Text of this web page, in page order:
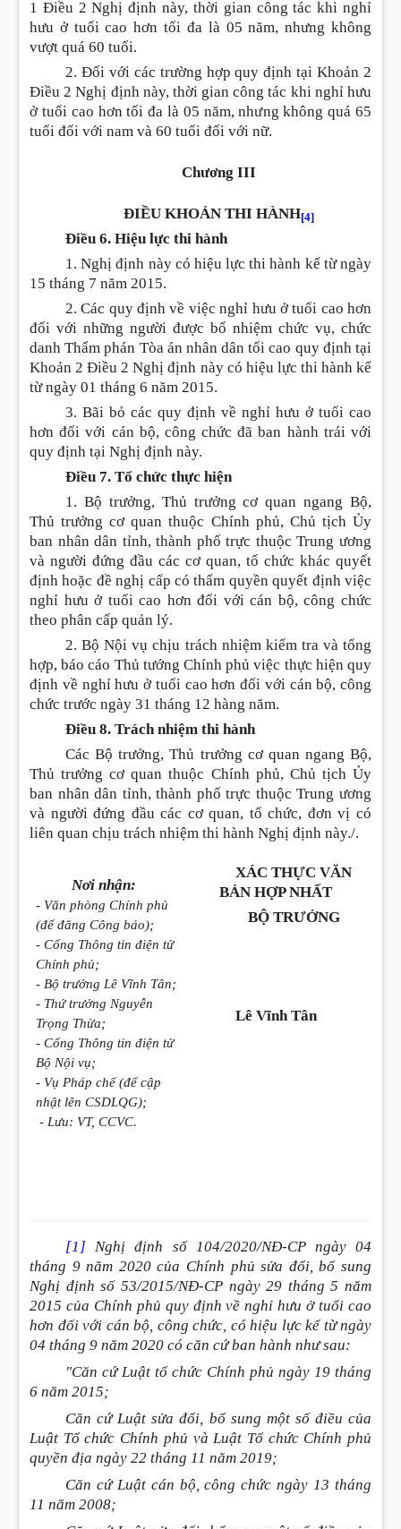
1 Điều 2 Nghị định này, thời gian công tác khi nghỉ
hưu ở tuổi cao hơn tối đa là 05 năm, nhưng không
vượt quá 60 tuổi.
2. Đối với các trường hợp quy định tại Khoản 2
Điều 2 Nghị định này, thời gian công tác khi nghỉ hưu
ở tuổi cao hơn tối đa là 05 năm, nhưng không quá 65
tuổi đối với nam và 60 tuổi đối với nữ.
Chương III
ĐIỀU KHOẢN THI HÀNH[4]
Điều 6. Hiệu lực thi hành
1. Nghị định này có hiệu lực thi hành kể từ ngày
15 tháng 7 năm 2015.
2. Các quy định về việc nghỉ hưu ở tuổi cao hơn
đối với những người được bổ nhiệm chức vụ, chức
danh Thẩm phán Tòa án nhân dân tối cao quy định tại
Khoản 2 Điều 2 Nghị định này có hiệu lực thi hành kể
từ ngày 01 tháng 6 năm 2015.
3. Bãi bỏ các quy định về nghỉ hưu ở tuổi cao
hơn đối với cán bộ, công chức đã ban hành trái với
quy định tại Nghị định này.
Điều 7. Tổ chức thực hiện
1. Bộ trưởng, Thủ trưởng cơ quan ngang Bộ,
Thủ trưởng cơ quan thuộc Chính phủ, Chủ tịch Ủy
ban nhân dân tỉnh, thành phố trực thuộc Trung ương
và người đứng đầu các cơ quan, tổ chức khác quyết
định hoặc đề nghị cấp có thẩm quyền quyết định việc
nghỉ hưu ở tuổi cao hơn đối với cán bộ, công chức
theo phân cấp quản lý.
2. Bộ Nội vụ chịu trách nhiệm kiểm tra và tổng
hợp, báo cáo Thủ tướng Chính phủ việc thực hiện quy
định về nghỉ hưu ở tuổi cao hơn đối với cán bộ, công
chức trước ngày 31 tháng 12 hàng năm.
Điều 8. Trách nhiệm thi hành
Các Bộ trưởng, Thủ trưởng cơ quan ngang Bộ,
Thủ trưởng cơ quan thuộc Chính phủ, Chủ tịch Ủy
ban nhân dân tỉnh, thành phố trực thuộc Trung ương
và người đứng đầu các cơ quan, tổ chức, đơn vị có
liên quan chịu trách nhiệm thi hành Nghị định này./.
Nơi nhận:
- Văn phòng Chính phủ
(để đăng Công báo);
- Cổng Thông tin điện tử
Chính phủ;
- Bộ trưởng Lê Vĩnh Tân;
- Thứ trưởng Nguyễn
Trọng Thừa;
- Cổng Thông tin điện tử
Bộ Nội vụ;
- Vụ Pháp chế (để cập
nhật lên CSDLQG);
- Lưu: VT, CCVC.
XÁC THỰC VĂN
BẢN HỢP NHẤT
BỘ TRƯỞNG
Lê Vĩnh Tân
[1] Nghị định số 104/2020/NĐ-CP ngày 04
tháng 9 năm 2020 của Chính phủ sửa đổi, bổ sung
Nghị định số 53/2015/NĐ-CP ngày 29 tháng 5 năm
2015 của Chính phủ quy định về nghỉ hưu ở tuổi cao
hơn đối với cán bộ, công chức, có hiệu lực kể từ ngày
04 tháng 9 năm 2020 có căn cứ ban hành như sau:
"Căn cứ Luật tổ chức Chính phủ ngày 19 tháng
6 năm 2015;
Căn cứ Luật sửa đổi, bổ sung một số điều của
Luật Tổ chức Chính phủ và Luật Tổ chức Chính phủ
quyền địa ngày 22 tháng 11 năm 2019;
Căn cứ Luật cán bộ, công chức ngày 13 tháng
11 năm 2008;